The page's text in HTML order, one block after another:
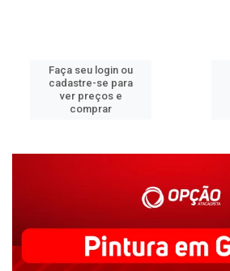
Faça seu login ou
cadastre-se para
ver preços e
comprar